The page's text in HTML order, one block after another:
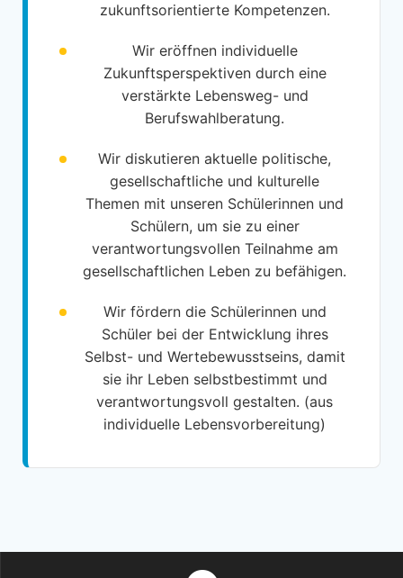
zukunftsorientierte Kompetenzen.
Wir eröffnen individuelle
Zukunftsperspektiven durch eine
verstärkte Lebensweg- und
Berufswahlberatung.
Wir diskutieren aktuelle politische,
gesellschaftliche und kulturelle
Themen mit unseren Schülerinnen und
Schülern, um sie zu einer
verantwortungsvollen Teilnahme am
gesellschaftlichen Leben zu befähigen.
Wir fördern die Schülerinnen und
Schüler bei der Entwicklung ihres
Selbst- und Wertebewusstseins, damit
sie ihr Leben selbstbestimmt und
verantwortungsvoll gestalten. (aus
individuelle Lebensvorbereitung)